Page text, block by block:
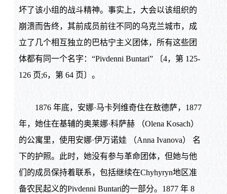
坏了该小组的战斗精神。事实上，大会以该组织的
崩溃而告终，其前成员前往不同的乌克兰城市，成
立了几个相互独立的巴枯宁主义团体，所有这些团
体都有同一个名字：“Pivdenni Buntari” 〔4，第 125-
126 页;6，第 64 页〕。
1876 年底，安娜·马卡列维奇住在敖德萨，1877
年，她住在基辅的奥莱娜·科萨赫 （Olena Kosach）
的公寓里，使用安娜·伊万诺娃 （Anna Ivanova） 名
下的护照。此时，她没有参与革命团体，但她与他
们的成员保持着联系，包括继续在Chyhyryn地区准
备农民起义的Pivdenni Buntari的一部分。1877 年 8